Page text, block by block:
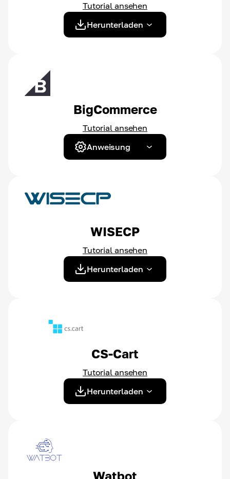
Tutorial ansehen
Herunterladen
BigCommerce
Tutorial ansehen
Anweisung
WISECP
Tutorial ansehen
Herunterladen
CS-Cart
Tutorial ansehen
Herunterladen
Watbot